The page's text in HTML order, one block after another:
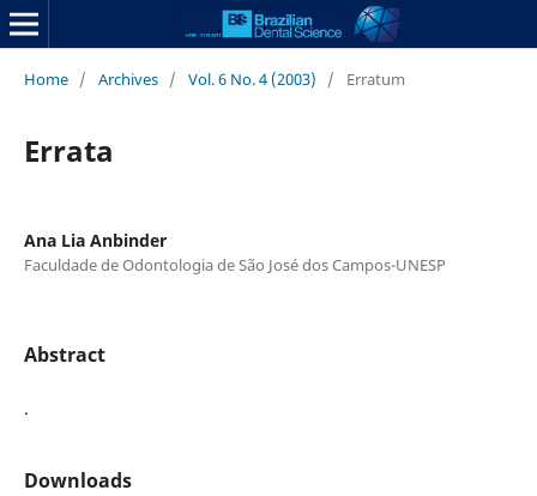
Home / Archives / Vol. 6 No. 4 (2003) / Erratum
Errata
Ana Lia Anbinder
Faculdade de Odontologia de São José dos Campos-UNESP
Abstract
.
Downloads